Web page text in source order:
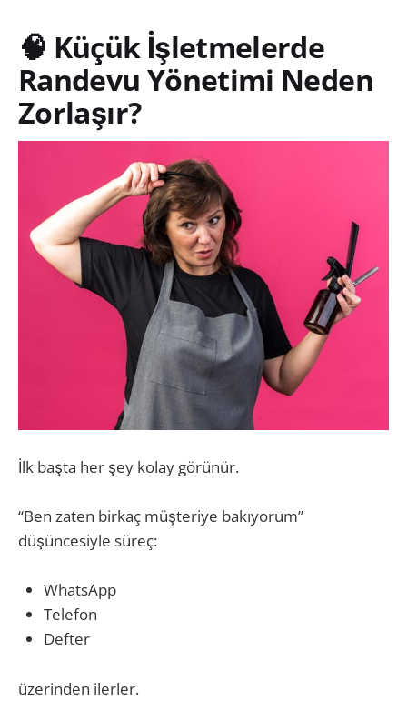
🧠 Küçük İşletmelerde
Randevu Yönetimi Neden
Zorlaşır?
İlk başta her şey kolay görünür.
“Ben zaten birkaç müşteriye bakıyorum”
düşüncesiyle süreç:
WhatsApp
Telefon
Defter
üzerinden ilerler.